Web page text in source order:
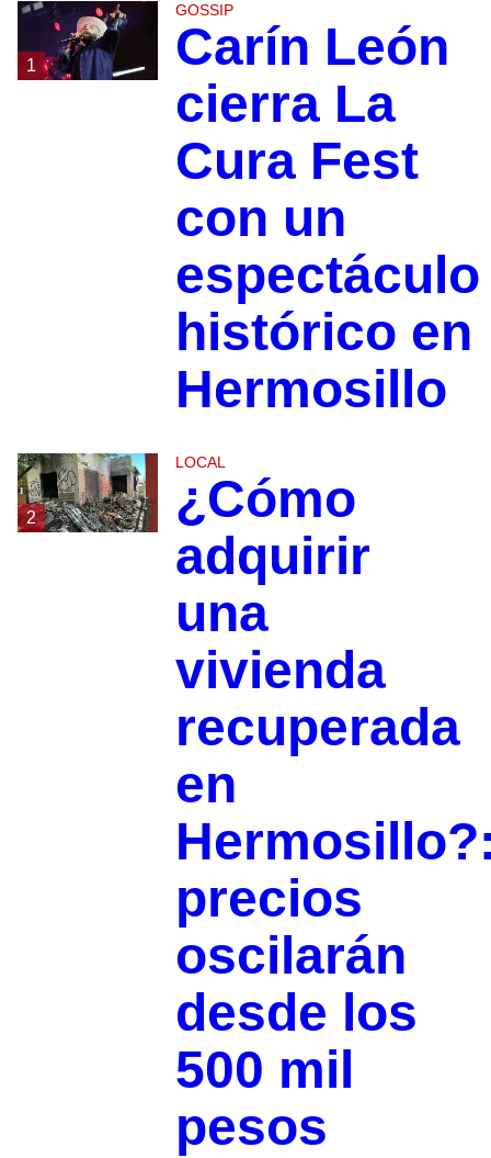
1
GOSSIP
Carín León
cierra La
Cura Fest
con un
espectáculo
histórico en
Hermosillo
2
LOCAL
¿Cómo
adquirir
una
vivienda
recuperada
en
precios
oscilarán
desde los
500 mil
pesos